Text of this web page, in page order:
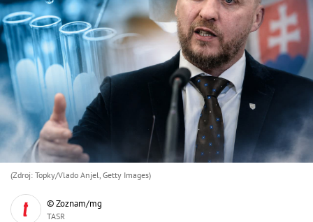
(Zdroj: Topky/Vlado Anjel, Getty Images)
© Zoznam/mg
TASR